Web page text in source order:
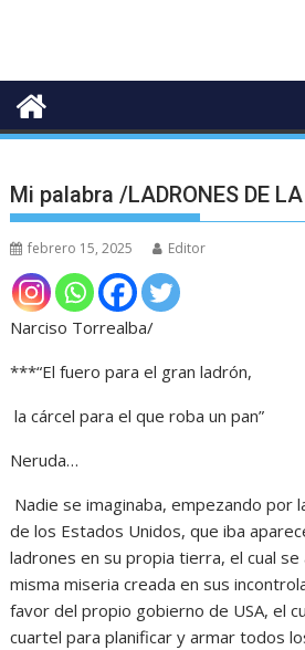
Mi palabra /LADRONES DE
febrero 15, 2025 Editor
Narciso Torrealba/
***“El fuero para el gran ladrón,
la cárcel para el que roba un pan”
Neruda…
Nadie se imaginaba, empezando por
de los Estados Unidos, que iba
ladrones en su propia tierra, el cual
misma miseria creada en sus
favor del propio gobierno de USA, el
cuartel para planificar y armar todos